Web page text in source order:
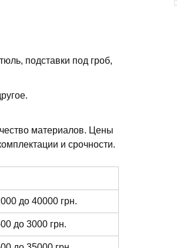
подставки под гроб,
материалов. Цены
и срочности.
до 40000 грн.
до 3000 грн.